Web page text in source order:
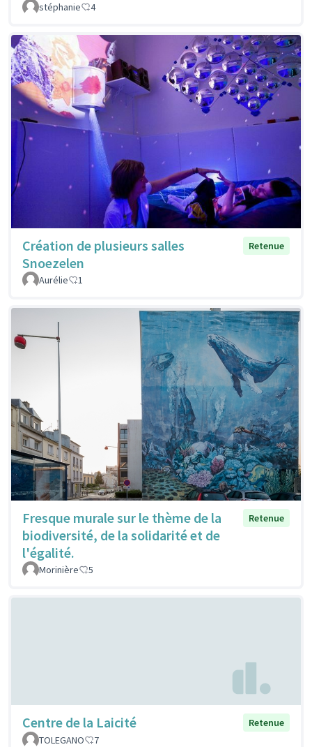
stéphanie
4
Création de plusieurs salles
Snoezelen
Retenue
Aurélie 1
Fresque murale sur le thème de la
biodiversité, de la solidarité et de
l'égalité.
Retenue
Morinière 5
Centre de la Laicité
Retenue
TOLEGANO
7